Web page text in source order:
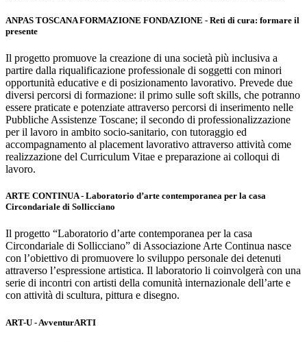
ANPAS TOSCANA FORMAZIONE FONDAZIONE - Reti di cura: formare il
presente
Il progetto promuove la creazione di una società più inclusiva a
partire dalla riqualificazione professionale di soggetti con minori
opportunità educative e di posizionamento lavorativo. Prevede due
diversi percorsi di formazione: il primo sulle soft skills, che potranno
essere praticate e potenziate attraverso percorsi di inserimento nelle
Pubbliche Assistenze Toscane; il secondo di professionalizzazione
per il lavoro in ambito socio-sanitario, con tutoraggio ed
accompagnamento al placement lavorativo attraverso attività come
realizzazione del Curriculum Vitae e preparazione ai colloqui di
lavoro.
ARTE CONTINUA - Laboratorio d’arte contemporanea per la casa
Circondariale di Sollicciano
Il progetto “Laboratorio d’arte contemporanea per la casa
Circondariale di Sollicciano” di Associazione Arte Continua nasce
con l’obiettivo di promuovere lo sviluppo personale dei detenuti
attraverso l’espressione artistica. Il laboratorio li coinvolgerà con una
serie di incontri con artisti della comunità internazionale dell’arte e
con attività di scultura, pittura e disegno.
ART-U - AvventurARTI